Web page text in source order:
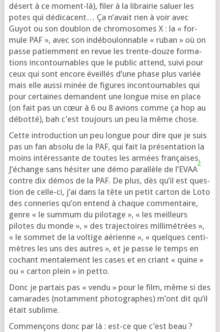
désert à ce moment-là), filer à la librai­rie saluer les
potes qui dédi­cacent… Ça n’a­vait rien à voir avec
Guyot ou son dou­blon de chro­mo­somes X : la « for­
mule PAF », avec son indé­bou­lon­nable « ruban » où on
passe patiem­ment en revue les trente-douze for­ma­
tions incon­tour­nables que le public attend, sui­vi pour
ceux qui sont encore éveillés d’une phase plus variée
mais elle aus­si minée de figures incon­tour­nables qui
pour cer­taines demandent une longue mise en place
(on fait pas un cœur à 6 ou 8 avions comme ça hop au
débot­té), bah c’est tou­jours un peu la même chose.
Cette intro­duc­tion un peu longue pour dire que je suis
pas un fan abso­lu de la PAF, qui fait la pré­sen­ta­tion la
moins inté­res­sante de toutes les armées fran­çaises.
J’échange sans hési­ter une démo paral­lèle de l’EVAA
2
contre dix démos de la PAF. De plus, dès qu’il est ques­
tion de celle-ci, j’ai dans la tête un petit car­ton de Loto
des conne­ries qu’on entend à chaque com­men­taire,
genre « le sum­mum du pilo­tage », « les meilleurs
pilotes du monde », « des tra­jec­toires mil­li­mé­trées »,
« le som­met de la vol­tige aérienne », « quelques cen­ti­
mètres les uns des autres », et je passe le temps en
cochant men­ta­le­ment les cases et en criant « quine »
ou « car­ton plein » in petto.
Donc je par­tais pas « ven­du » pour le film, même si des
cama­rades (notam­ment pho­to­graphes) m’ont dit qu’il
était sublime.
Commençons donc par là : est-ce que c’est beau ?